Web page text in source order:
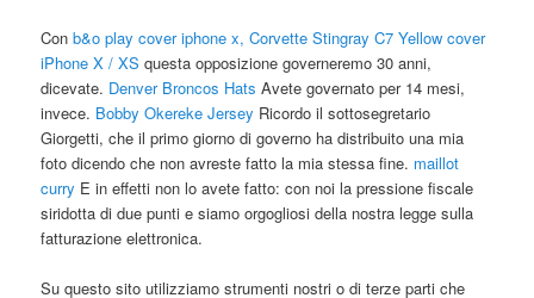
Conb&o play cover iphone x, Corvette Stingray C7 Yellow cover
iPhone X / XS questa opposizione governeremo 30 anni,
dicevate. Denver Broncos Hats Avete governato per 14 mesi,
invece. Bobby Okereke Jersey Ricordo il sottosegretario
Giorgetti, che il primo giorno di governo ha distribuito una mia
foto dicendo che non avreste fatto la mia stessa fine. maillot
curry E in effetti non lo avete fatto: con noi la pressione fiscale
siridotta di due punti e siamo orgogliosi della nostra legge sulla
fatturazione elettronica.
Su questo sito utilizziamo strumenti nostri o di terze parti che